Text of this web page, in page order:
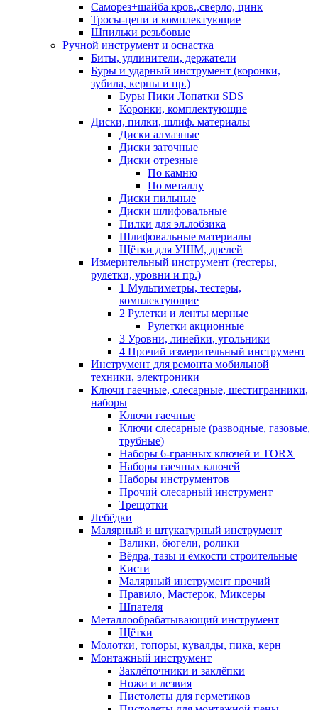
Саморез+шайба кров.,сверло, цинк
Тросы-цепи и комплектующие
Шпильки резьбовые
Ручной инструмент и оснастка
Биты, удлинители, держатели
Буры и ударный инструмент (коронки,
зубила, керны и пр.)
Буры Пики Лопатки SDS
Коронки, комплектующие
Диски, пилки, шлиф. материалы
Диски алмазные
Диски заточные
Диски отрезные
По камню
По металлу
Диски пильные
Диски шлифовальные
Пилки для эл.лобзика
Шлифовальные материалы
Щётки для УШМ, дрелей
Измерительный инструмент (тестеры,
рулетки, уровни и пр.)
1 Мультиметры, тестеры,
комплектующие
2 Рулетки и ленты мерные
Рулетки акционные
3 Уровни, линейки, угольники
4 Прочий измерительный инструмент
Инструмент для ремонта мобильной
техники, электроники
Ключи гаечные, слесарные, шестигранники,
наборы
Ключи гаечные
Ключи слесарные (разводные, газовые,
трубные)
Наборы 6-гранных ключей и TORX
Наборы гаечных ключей
Наборы инструментов
Прочий слесарный инструмент
Трещотки
Лебёдки
Малярный и штукатурный инструмент
Валики, бюгели, ролики
Вёдра, тазы и ёмкости строительные
Кисти
Малярный инструмент прочий
Правило, Мастерок, Миксеры
Шпателя
Металлообрабатывающий инструмент
Щётки
Молотки, топоры, кувалды, пика, керн
Монтажный инструмент
Заклёпочники и заклёпки
Ножи и лезвия
Пистолеты для герметиков